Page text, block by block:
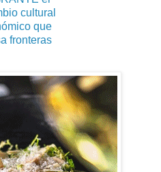
cultural
que
fronteras